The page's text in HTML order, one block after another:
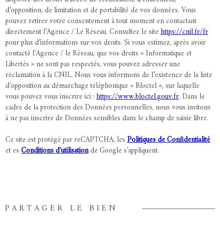
d’opposition, de limitation et de portabilité de vos données. Vous
pouvez retirer votre consentement à tout moment en contactant
directement l’Agence / Le Réseau. Consultez le sitehttps://cnil.fr/fr
pour plus d’informations sur vos droits. Si vous estimez, après avoir
contacté l'Agence / le Réseau, que vos droits « Informatique et
Libertés » ne sont pas respectés, vous pouvez adresser une
réclamation à la CNIL. Nous vous informons de l’existence de la liste
d'opposition au démarchage téléphonique « Bloctel », sur laquelle
vous pouvez vous inscrire ici :https://www.bloctel.gouv.fr. Dans le
cadre de la protection des Données personnelles, nous vous invitons
à ne pas inscrire de Données sensibles dans le champ de saisie libre.
Ce site est protégé par reCAPTCHA, lesPolitiques de Confidentialité
et esConditions d'utilisationde Google s'appliquent.
PARTAGER LE BIEN